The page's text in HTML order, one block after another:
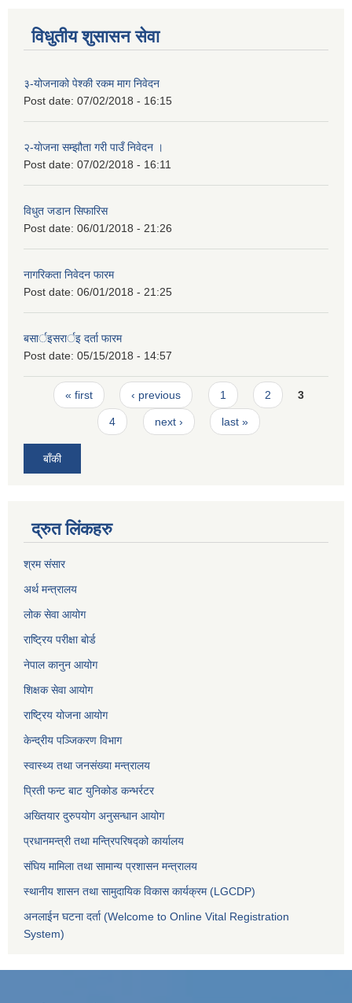
विधुतीय शुसासन सेवा
३-योजनाको पेश्की रकम माग निवेदन
Post date: 07/02/2018 - 16:15
२-याेजना सम्झौता गरी पाउँ निवेदन ।
Post date: 07/02/2018 - 16:11
विधुत जडान सिफारिस
Post date: 06/01/2018 - 21:26
नागरिकता निवेदन फारम
Post date: 06/01/2018 - 21:25
बसार्इसरार्इ दर्ता फारम
Post date: 05/15/2018 - 14:57
Pages
« first ‹ previous 1 2 3
4 next › last »
बाँकी
द्रुत लिंकहरु
श्रम संसार
अर्थ मन्त्रालय
लोक सेवा आयोग
राष्ट्रिय परीक्षा बोर्ड
नेपाल कानुन आयोग
शिक्षक सेवा आयोग
राष्ट्रिय योजना आयोग
केन्द्रीय पञ्जिकरण विभाग
स्वास्थ्य तथा जनसंख्या मन्त्रालय
प्रिती फन्ट बाट युनिकोड कन्भर्रटर
अख्तियार दुरुपयोग अनुसन्धान आयोग
प्रधानमन्त्री तथा मन्त्रिपरिषद्को कार्यालय
संघिय मामिला तथा सामान्य प्रशासन मन्त्रालय
स्थानीय शासन तथा सामुदायिक विकास कार्यक्रम (LGCDP)
अनलाईन घटना दर्ता (Welcome to Online Vital Registration
System)